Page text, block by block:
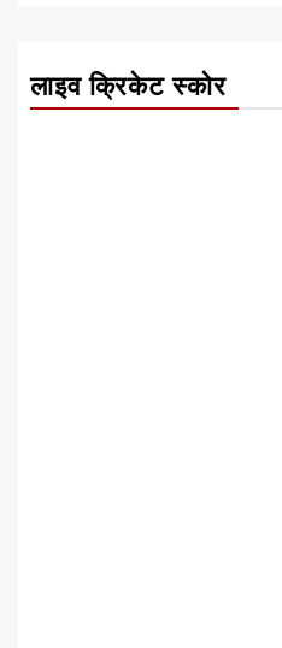
लाइव क्रिकेट स्कोर